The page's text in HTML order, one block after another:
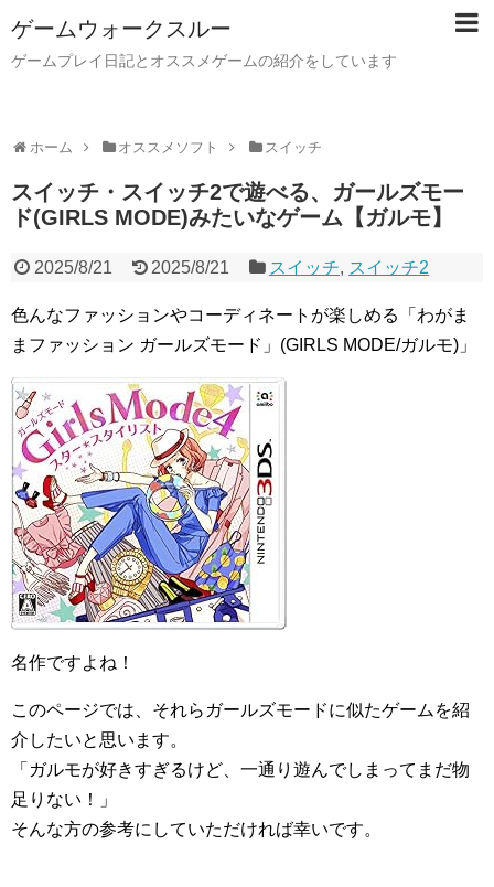
ゲームウォークスルー
ゲームプレイ日記とオススメゲームの紹介をしています
ホーム オススメソフト スイッチ
スイッチ・スイッチ2で遊べる、ガールズモー
ド(GIRLS MODE)みたいなゲーム【ガルモ】
2025/8/21 2025/8/21 スイッチ, スイッチ2
色んなファッションやコーディネートが楽しめる「わがま
まファッション ガールズモード」(GIRLS MODE/ガルモ)」
名作ですよね！
このページでは、それらガールズモードに似たゲームを紹
介したいと思います。
「ガルモが好きすぎるけど、一通り遊んでしまってまだ物
足りない！」
そんな方の参考にしていただければ幸いです。